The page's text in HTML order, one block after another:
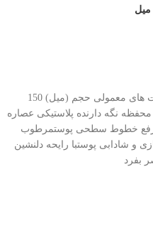
کشور سازنده ایران مناسب برای پوست های معمولی حجم (میل) 150
نگه دارنده پلاستیکی عصاره
خطوط سطحی پوستمرطوب
و شادابی پوستبا رایحه دلنشین
بفرد